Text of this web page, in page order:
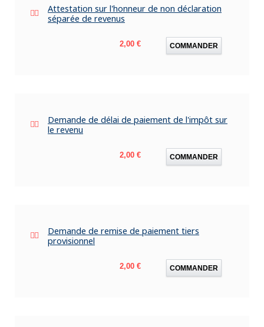
Attestation sur l'honneur de non déclaration
séparée de revenus
Prix
2,00 € COMMANDER
Demande de délai de paiement de l'impôt sur
le revenu
Prix
2,00 € COMMANDER
Demande de remise de paiement tiers
provisionnel
Prix
2,00 € COMMANDER